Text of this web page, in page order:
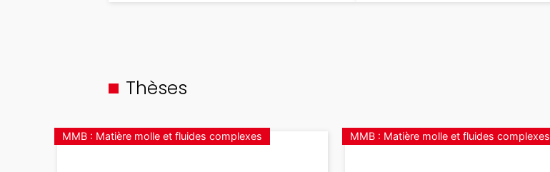
Thèses
MMB : Matière molle et fluides complexes MMB : Matière molle et fluides complexes